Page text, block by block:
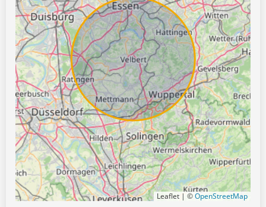
Leaflet | ©OpenStreetMap